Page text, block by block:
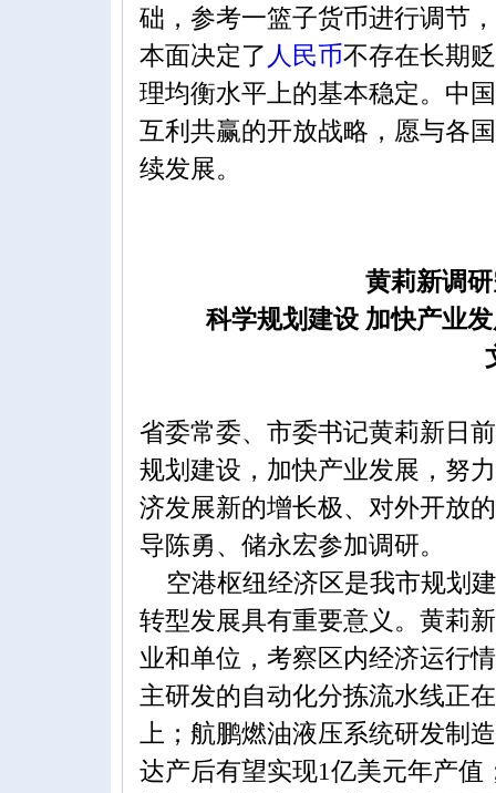
础，参考一篮子货币进行调节
本面决定了 人民币不存在长期
理均衡水平上的基本稳定。中
互利共赢的开放战略，愿与各
续发展。
黄莉新调研空港枢
科学规划建设 加快产业
省委常委、市委书记黄莉新日
规划建设，加快产业发展，努
济发展新的增长极、对外开放
导陈勇、储永宏参加调研。
空港枢纽经济区是我市规划
转型发展具有重要意义。黄莉
业和单位，考察区内经济运行
主研发的自动化分拣流水线正
上；航鹏燃油液压系统研发制
达产后有望实现1亿美元年产